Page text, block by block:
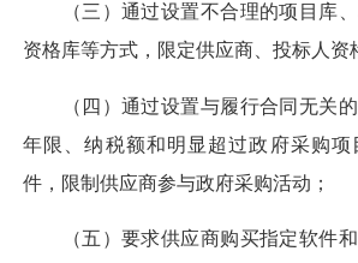
（三）通过设置不合理的项目库、
资格库等方式，限定供应商、投标人资
（四）通过设置与履行合同无关的
年限、纳税额和明显超过政府采购项
件，限制供应商参与政府采购活动；
（五）要求供应商购买指定软件和